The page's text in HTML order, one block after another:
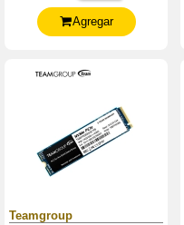
Agregar
Teamgroup